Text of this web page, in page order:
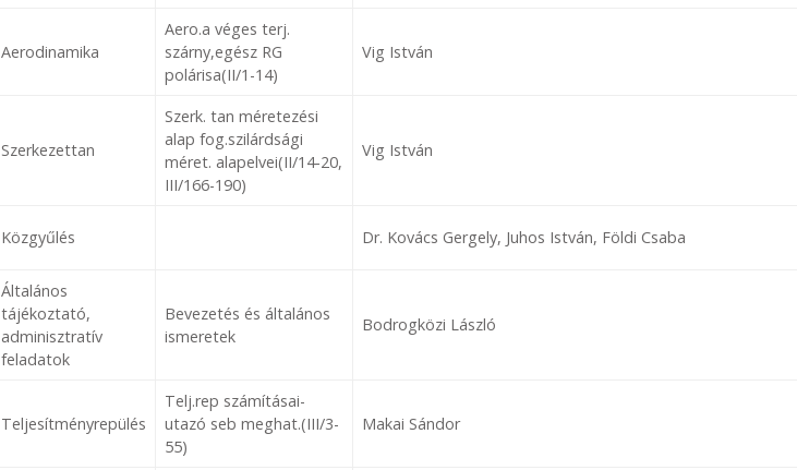
Aerodinamika
Aero.a véges terj.
szárny,egész RG
polárisa(II/1-14)
Vig István
Szerkezettan
Szerk. tan méretezési
alap fog.szilárdsági
méret. alapelvei(II/14-20,
III/166-190)
Vig István
Közgyűlés Dr. Kovács Gergely, Juhos István, Földi Csaba
Általános
tájékoztató,
adminisztratív
feladatok
Bevezetés és általános
ismeretek
Bodrogközi László
Teljesítményrepülés
Telj.rep számításai-
utazó seb meghat.(III/3-
55)
Makai Sándor